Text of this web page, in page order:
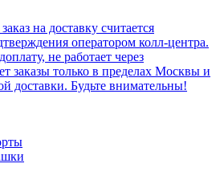
на доставку считается
оператором колл-центра.
не работает через
заказы только в пределах Москвы и
доставки. Будьте внимательны!